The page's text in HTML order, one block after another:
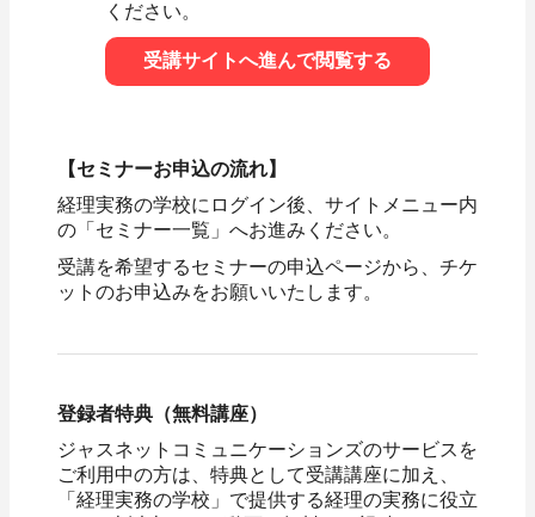
ください。
受講サイトへ進んで閲覧する
【セミナーお申込の流れ】
経理実務の学校にログイン後、サイトメニュー内
の「セミナー一覧」へお進みください。
受講を希望するセミナーの申込ページから、チケ
ットのお申込みをお願いいたします。
登録者特典（無料講座）
ジャスネットコミュニケーションズのサービスを
ご利用中の方は、特典として受講講座に加え、
「経理実務の学校」で提供する経理の実務に役立